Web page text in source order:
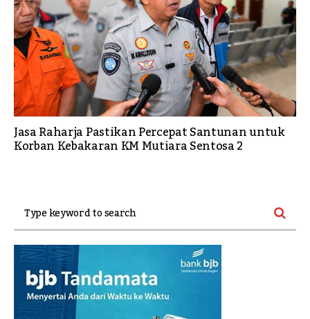
Jasa Raharja Pastikan Percepat Santunan untuk
Korban Kebakaran KM Mutiara Sentosa 2